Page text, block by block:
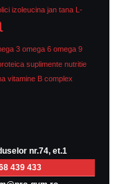
izoleucina jan tana L-
3 omega 6 omega 9
suplimente nutritie
vitamine B complex
nr.74, et.1
439 433